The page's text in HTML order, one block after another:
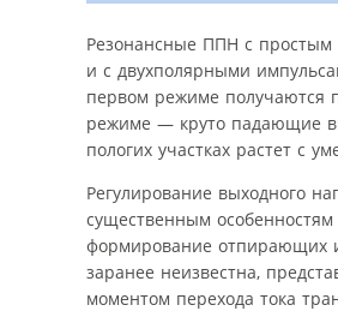
Резонансные ППН с простым
и с двухполярными
первом режиме получаются
режиме — круто падающие
пологих участках растет с
Регулирование выходного
существенным
формирование отпирающих
заранее неизвестна,
моментом перехода тока